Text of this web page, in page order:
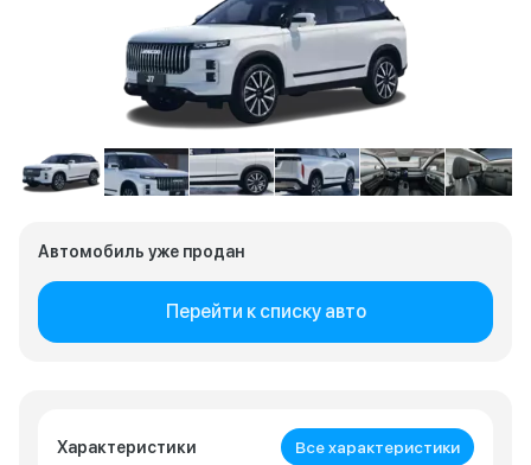
Характеристики Все характеристики
Автомобиль уже продан
Перейти к списку авто